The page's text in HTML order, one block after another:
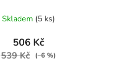
Skladem (5 ks)
506 Kč
539 Kč (–6 %)